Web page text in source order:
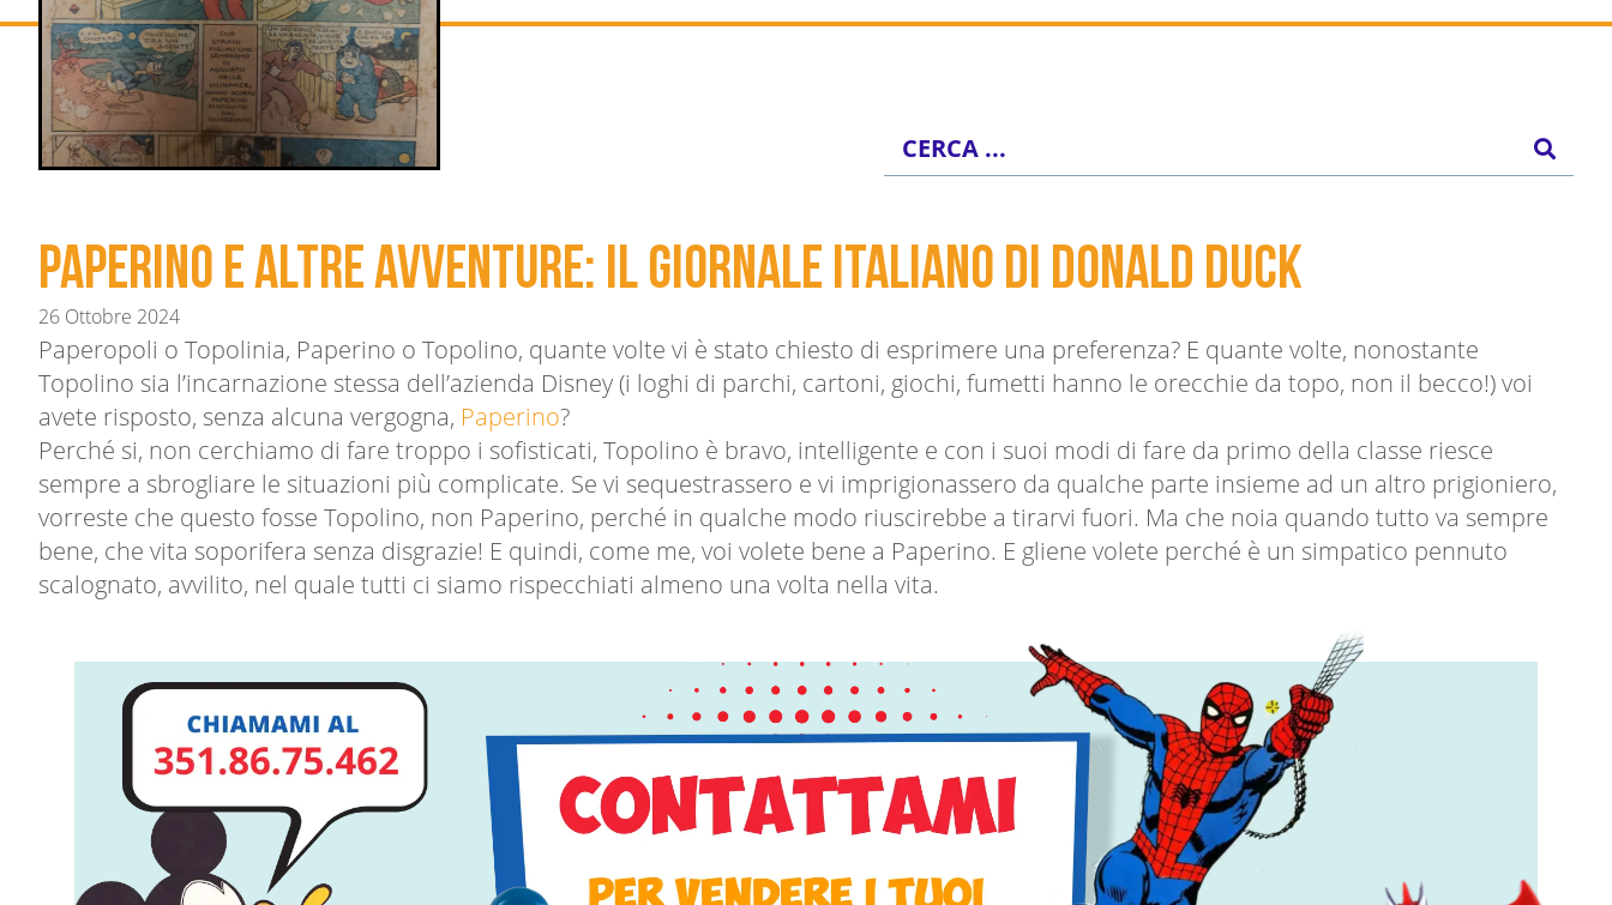
Paperino e altre avventure: il giornale italiano di Donald Duck
26 Ottobre 2024
Paperopoli o Topolinia, Paperino o Topolino, quante volte vi è stato chiesto di esprimere una preferenza? E quante volte, nonostante
Topolino sia l’incarnazione stessa dell’azienda Disney (i loghi di parchi, cartoni, giochi, fumetti hanno le orecchie da topo, non il becco!) voi
avete risposto, senza alcuna vergogna, Paperino?
Perché si, non cerchiamo di fare troppo i sofisticati, Topolino è bravo, intelligente e con i suoi modi di fare da primo della classe riesce
sempre a sbrogliare le situazioni più complicate. Se vi sequestrassero e vi imprigionassero da qualche parte insieme ad un altro prigioniero,
vorreste che questo fosse Topolino, non Paperino, perché in qualche modo riuscirebbe a tirarvi fuori. Ma che noia quando tutto va sempre
bene, che vita soporifera senza disgrazie! E quindi, come me, voi volete bene a Paperino. E gliene volete perché è un simpatico pennuto
scalognato, avvilito, nel quale tutti ci siamo rispecchiati almeno una volta nella vita.